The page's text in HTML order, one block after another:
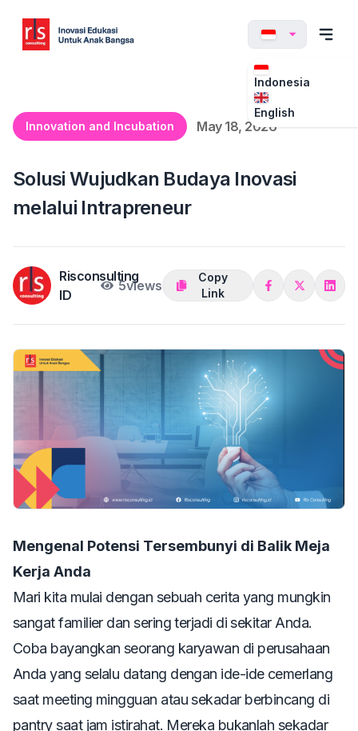
Indonesia
English
Innovation and Incubation
May 18, 2026
Solusi Wujudkan Budaya Inovasi
melalui Intrapreneur
Risconsulting
ID
5views
Copy
Link
Mengenal Potensi Tersembunyi di Balik Meja
Kerja Anda
Mari kita mulai dengan sebuah cerita yang mungkin
sangat familier dan sering terjadi di sekitar Anda.
Coba bayangkan seorang karyawan di perusahaan
Anda yang selalu datang dengan ide-ide cemerlang
saat meeting mingguan atau sekadar berbincang di
pantry saat jam istirahat. Mereka bukanlah sekadar